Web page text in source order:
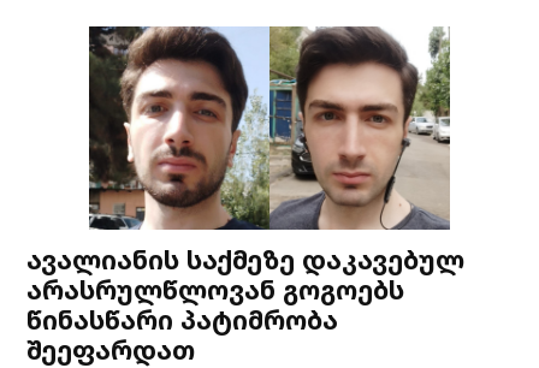
ავალიანის საქმეზე დაკავებულ
არასრულწლოვან გოგოებს
წინასწარი პატიმრობა
შეეფარდათ